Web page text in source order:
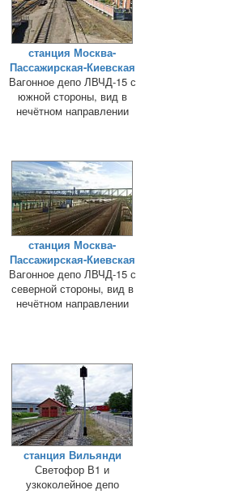
станция Москва-
Пассажирская-Киевская
Вагонное депо ЛВЧД-15 с
южной стороны, вид в
нечётном направлении
станция Москва-
Пассажирская-Киевская
Вагонное депо ЛВЧД-15 с
северной стороны, вид в
нечётном направлении
станция Вильянди
Светофор В1 и
узкоколейное депо